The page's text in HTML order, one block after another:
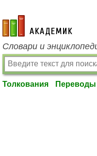
academic.ru
Словари и
Толкования Переводы